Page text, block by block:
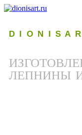
D I O N I S A
ЛЕПНИНЫ